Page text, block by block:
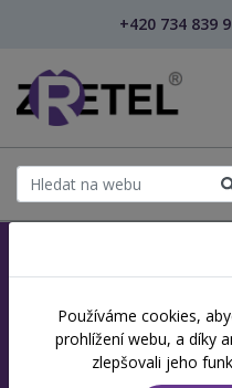
+420 734 839
Jsme
vzdělávací
Používáme cookies,
prohlížení webu, a díky
zlepšovali jeho